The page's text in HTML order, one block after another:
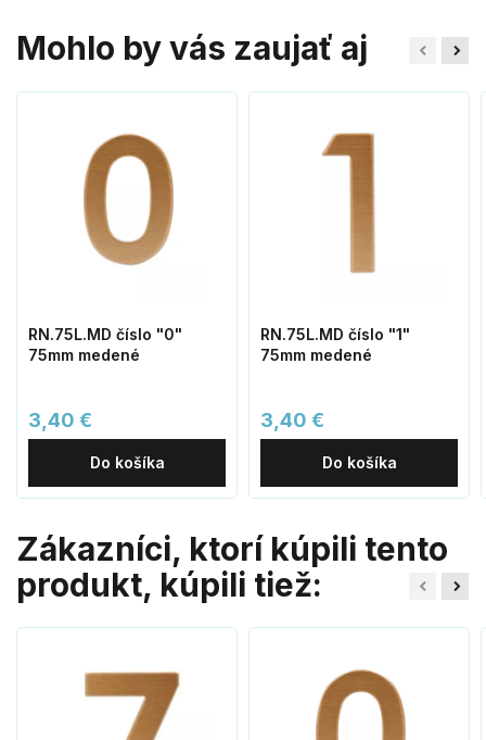
Mohlo by vás zaujať aj
RN.75L.MD číslo "0"
75mm medené
3,40 €
Do košíka
RN.75L.MD číslo "1"
75mm medené
3,40 €
Do košíka
Zákazníci, ktorí kúpili tento
produkt, kúpili tiež: